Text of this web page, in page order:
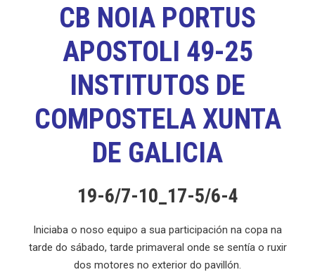
CB NOIA PORTUS
APOSTOLI 49-25
INSTITUTOS DE
COMPOSTELA XUNTA
DE GALICIA
19-6/7-10_17-5/6-4
Iniciaba o noso equipo a sua participación na copa na
tarde do sábado, tarde primaveral onde se sentía o ruxir
dos motores no exterior do pavillón.